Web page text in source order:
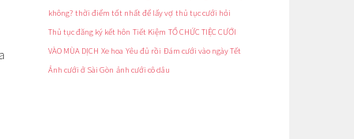
không? thời điểm tốt nhất để lấy vợ thủ tục cưới hỏi
Thủ tục đăng ký kết hôn Tiết Kiệm TỔ CHỨC TIỆC CƯỚI
VÀO MÙA DỊCH Xe hoa Yêu đủ rồi Đám cưới vào ngày Tết
Ảnh cưới ở Sài Gòn ảnh cưới cô dâu